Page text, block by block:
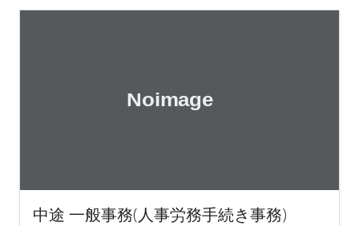
中途 一般事務(人事労務手続き事務)